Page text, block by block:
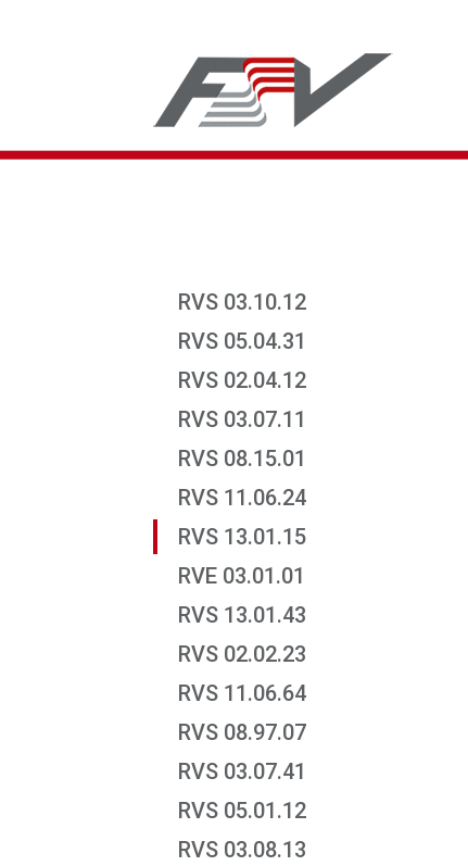
RVS 03.10.12
RVS 05.04.31
RVS 02.04.12
RVS 03.07.11
RVS 08.15.01
RVS 11.06.24
RVS 13.01.15
RVE 03.01.01
RVS 13.01.43
RVS 02.02.23
RVS 11.06.64
RVS 08.97.07
RVS 03.07.41
RVS 05.01.12
RVS 03.08.13